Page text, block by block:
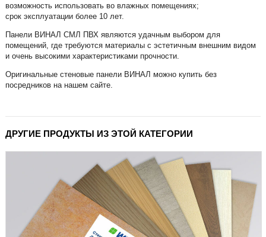
возможность использовать во влажных помещениях;
срок эксплуатации более 10 лет.
Панели ВИНАЛ СМЛ ПВХ являются удачным выбором для
помещений, где требуются материалы с эстетичным внешним видом
и очень высокими характеристиками прочности.
Оригинальные стеновые панели ВИНАЛ можно купить без
посредников на нашем сайте.
ДРУГИЕ ПРОДУКТЫ ИЗ ЭТОЙ КАТЕГОРИИ